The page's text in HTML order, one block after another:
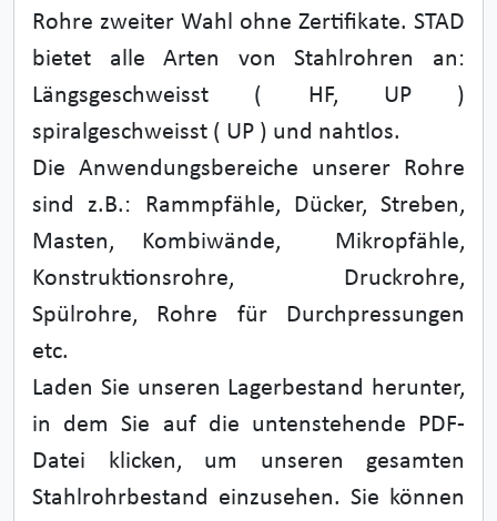
Rohre zweiter Wahl ohne Zertifikate. STAD
bietet alle Arten von Stahlrohren an:
Längsgeschweisst ( HF, UP )
spiralgeschweisst ( UP ) und nahtlos.
Die Anwendungsbereiche unserer Rohre
sind z.B.: Rammpfähle, Dücker, Streben,
Masten, Kombiwände, Mikropfähle,
Konstruktionsrohre, Druckrohre,
Spülrohre, Rohre für Durchpressungen
etc.
Laden Sie unseren Lagerbestand herunter,
in dem Sie auf die untenstehende PDF-
Datei klicken, um unseren gesamten
Stahlrohrbestand einzusehen. Sie können